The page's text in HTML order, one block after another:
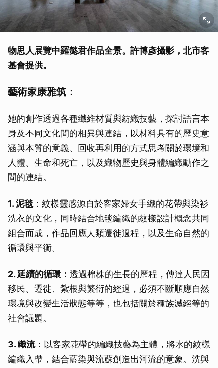
物思人展覽中羅懿君作品全景。許博彥攝影，北市客
基會提供。
藝術家康雅筑：
她的創作透過各種纖維材質與紡織技藝，探討語言本
身及不同文化間的相異與連結，以材料具有的歷史意
涵與本質的意義、回收再利用的方式思考關於環境和
人體、生命和死亡，以及織物歷史與身體編織動作之
間的連結。
1. 泥毯：紋樣靈感源自於客家婦女手織的花帶與染衫
洗衣的文化，同時結合地毯編織的紋樣設計概念共同
組合而成，作品回應人類遷徙過程，以及生命自然的
循環與平衡。
2. 延續的循環： 透過棉株的生長的歷程，傳達人民因
移民、遷徙、紮根與繁衍的經過，必須不斷順應自然
環境與改變生活狀態等等，也包括關於種族滅絕等的
社會議題。
3. 織流： 以客家花帶的編織技藝為主體，將水的紋樣
編織入帶，結合藍染與流蘇創造出河流的意象。洗與